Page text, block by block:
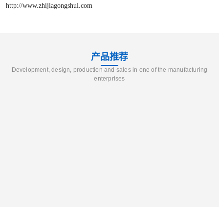
http://www.zhijiagongshui.com
产品推荐
Development, design, production and sales in one of the manufacturing
enterprises